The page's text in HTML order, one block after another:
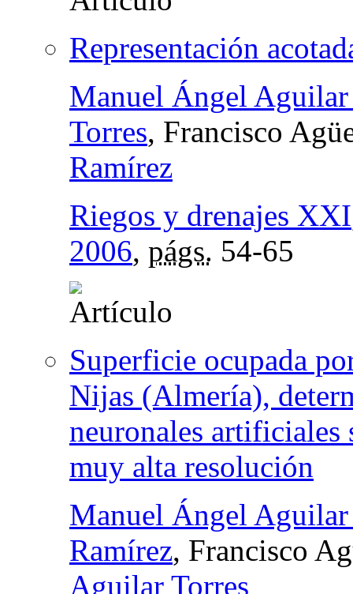
Representación
Manuel Ángel Aguilar
Torres, Francisco
Ramírez
Riegos y drenajes XXI
2006, págs. 54-65
Superficie ocupada
Nijas (Almería),
neuronales artificiales
muy alta resolución
Manuel Ángel Aguilar
Ramírez, Francisco
Aguilar Torres